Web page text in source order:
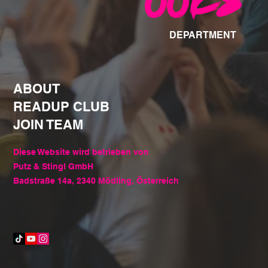
DEPARTMENT
ABOUT
READUP CLUB
JOIN TEAM
Diese Website wird betrieben von
Putz & Stingl GmbH
Badstraße 14a, 2340 Mödling, Österreich